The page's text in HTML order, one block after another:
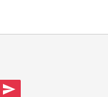
